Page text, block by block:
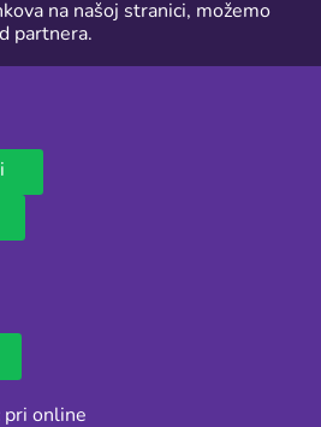
na našoj stranici, možemo
partnera.
pri online